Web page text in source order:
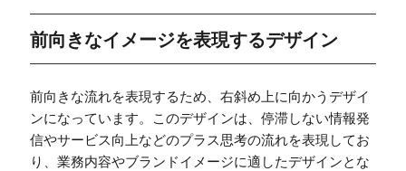
前向きなイメージを表現するデザイン
前向きな流れを表現するため、右斜め上に向かうデザイ
ンになっています。このデザインは、停滞しない情報発
信やサービス向上などのプラス思考の流れを表現してお
り、業務内容やブランドイメージに適したデザインとな